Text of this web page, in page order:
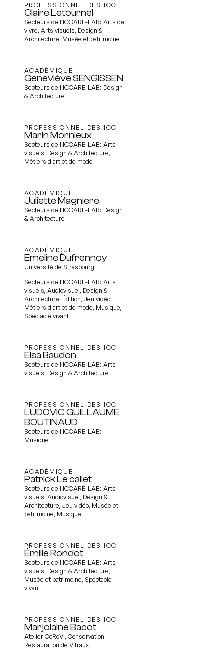
PROFESSIONNEL DES ICC
Claire Letournel
Secteurs de l'ICCARE-LAB: Arts de
vivre, Arts visuels, Design &
Architecture, Musée et patrimoine
ACADÉMIQUE
Geneviève SENGISSEN
Secteurs de l'ICCARE-LAB: Design
& Architecture
PROFESSIONNEL DES ICC
Marin Mornieux
Secteurs de l'ICCARE-LAB: Arts
visuels, Design & Architecture,
Métiers d'art et de mode
ACADÉMIQUE
Juliette Magniere
Secteurs de l'ICCARE-LAB: Design
& Architecture
ACADÉMIQUE
Emeline Dufrennoy
Université de Strasbourg
Secteurs de l'ICCARE-LAB: Arts
visuels, Audiovisuel, Design &
Architecture, Édition, Jeu vidéo,
Métiers d'art et de mode, Musique,
Spectacle vivant
PROFESSIONNEL DES ICC
Elsa Baudon
Secteurs de l'ICCARE-LAB: Arts
visuels, Design & Architecture
PROFESSIONNEL DES ICC
LUDOVIC GUILLAUME
BOUTINAUD
Secteurs de l'ICCARE-LAB:
Musique
ACADÉMIQUE
Patrick Le callet
Secteurs de l'ICCARE-LAB: Arts
visuels, Audiovisuel, Design &
Architecture, Jeu vidéo, Musée et
patrimoine, Musique
PROFESSIONNEL DES ICC
Émilie Rondot
Secteurs de l'ICCARE-LAB: Arts
visuels, Design & Architecture,
Musée et patrimoine, Spectacle
vivant
PROFESSIONNEL DES ICC
Marjolaine Bacot
Atelier CoReVi, Conservation-
Restauration de Vitraux